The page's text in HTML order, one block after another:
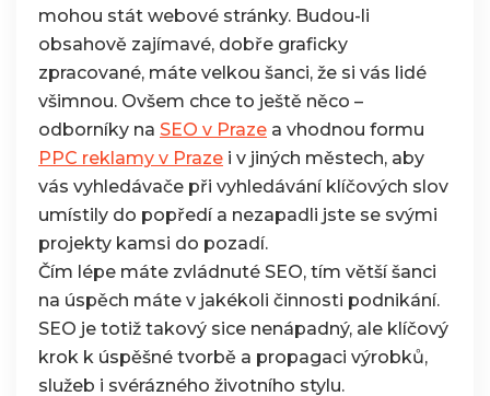
mohou stát webové stránky. Budou-li
obsahově zajímavé, dobře graficky
zpracované, máte velkou šanci, že si vás lidé
všimnou. Ovšem chce to ještě něco –
odborníky na SEO v Praze a vhodnou formu
PPC reklamy v Praze i v jiných městech, aby
vás vyhledávače při vyhledávání klíčových slov
umístily do popředí a nezapadli jste se svými
projekty kamsi do pozadí.
Čím lépe máte zvládnuté SEO, tím větší šanci
na úspěch máte v jakékoli činnosti podnikání.
SEO je totiž takový sice nenápadný, ale klíčový
krok k úspěšné tvorbě a propagaci výrobků,
služeb i svérázného životního stylu.